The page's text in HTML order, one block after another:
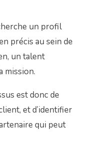
un profil
précis au sein de
un talent
mission.
est donc de
et d’identifier
qui peut